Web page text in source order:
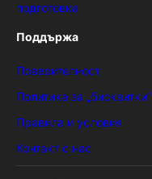
подготовка
Поддържа
Поверителност
Политика за „бисквитки“
Правила и условия
Контакт с нас